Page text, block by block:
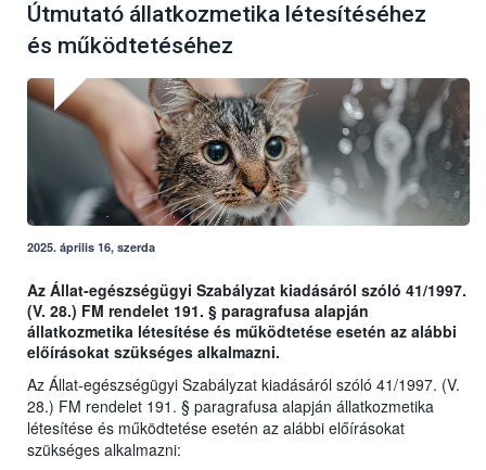
Útmutató állatkozmetika létesítéséhez
és működtetéséhez
2025. április 16, szerda
Az Állat-egészségügyi Szabályzat kiadásáról szóló 41/1997.
(V. 28.) FM rendelet 191. § paragrafusa alapján
állatkozmetika létesítése és működtetése esetén az alábbi
előírásokat szükséges alkalmazni.
Az Állat-egészségügyi Szabályzat kiadásáról szóló 41/1997. (V.
28.) FM rendelet 191. § paragrafusa alapján állatkozmetika
létesítése és működtetése esetén az alábbi előírásokat
szükséges alkalmazni: